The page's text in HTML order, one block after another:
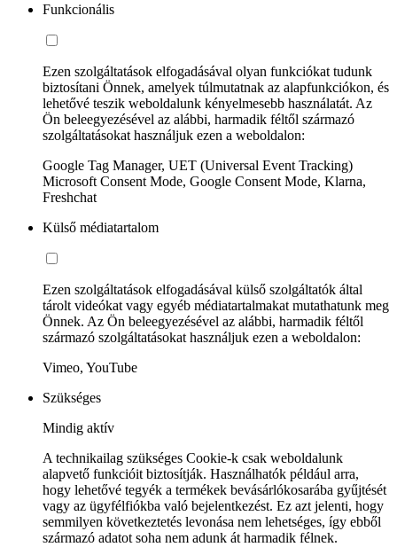
Funkcionális
Ezen szolgáltatások elfogadásával olyan funkciókat tudunk
biztosítani Önnek, amelyek túlmutatnak az alapfunkciókon, és
lehetővé teszik weboldalunk kényelmesebb használatát. Az
Ön beleegyezésével az alábbi, harmadik féltől származó
szolgáltatásokat használjuk ezen a weboldalon:
Google Tag Manager, UET (Universal Event Tracking)
Microsoft Consent Mode, Google Consent Mode, Klarna,
Freshchat
Külső médiatartalom
Ezen szolgáltatások elfogadásával külső szolgáltatók által
tárolt videókat vagy egyéb médiatartalmakat mutathatunk meg
Önnek. Az Ön beleegyezésével az alábbi, harmadik féltől
származó szolgáltatásokat használjuk ezen a weboldalon:
Vimeo, YouTube
Szükséges
Mindig aktív
A technikailag szükséges Cookie-k csak weboldalunk
alapvető funkcióit biztosítják. Használhatók például arra,
hogy lehetővé tegyék a termékek bevásárlókosarába gyűjtését
vagy az ügyfélfiókba való bejelentkezést. Ez azt jelenti, hogy
semmilyen következtetés levonása nem lehetséges, így ebből
származó adatot soha nem adunk át harmadik félnek.